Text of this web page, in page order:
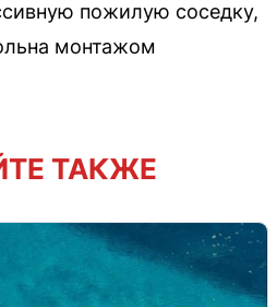
пожилую соседку,
монтажом
ТАКЖЕ